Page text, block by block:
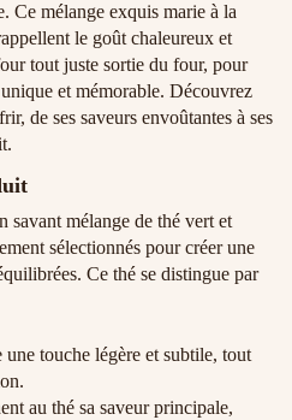
Ce mélange exquis marie à la
le goût chaleureux et
tout juste sortie du four, pour
et mémorable. Découvrez
de ses saveurs envoûtantes à ses
savant mélange de thé vert et
sélectionnés pour créer une
Ce thé se distingue par
une touche légère et subtile, tout
au thé sa saveur principale,